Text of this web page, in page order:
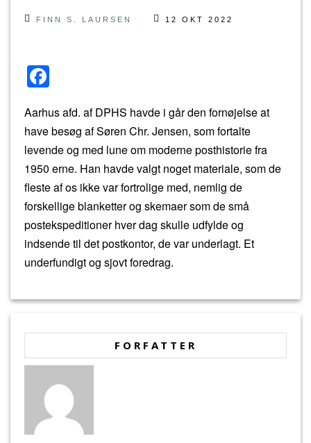
FINN S. LAURSEN 12 OKT 2022
c
e
b
o
o
k
Aarhus afd. af DPHS havde i går den fornøjelse at
have besøg af Søren Chr. Jensen, som fortalte
levende og med lune om moderne posthistorie fra
1950 erne. Han havde valgt noget materiale, som de
fleste af os ikke var fortrolige med, nemlig de
forskellige blanketter og skemaer som de små
postekspeditioner hver dag skulle udfylde og
indsende til det postkontor, de var underlagt. Et
underfundigt og sjovt foredrag.
FORFATTER